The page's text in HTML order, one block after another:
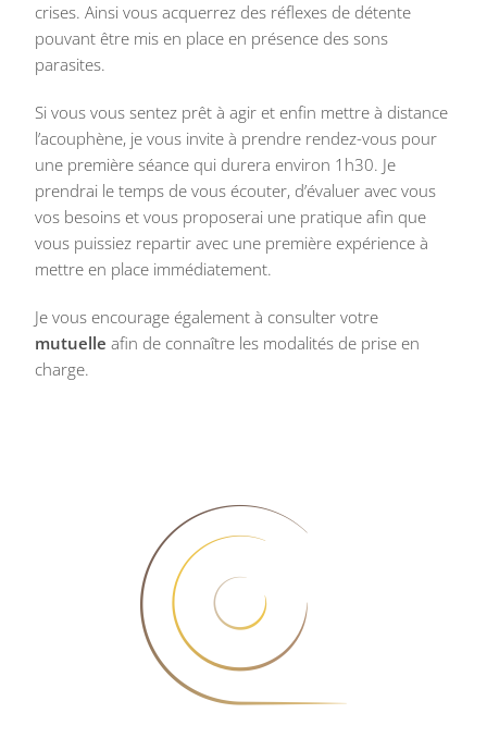
crises. Ainsi vous acquerrez des réflexes de détente
pouvant être mis en place en présence des sons
parasites.
Si vous vous sentez prêt à agir et enfin mettre à distance
l’acouphène, je vous invite à prendre rendez-vous pour
une première séance qui durera environ 1h30. Je
prendrai le temps de vous écouter, d’évaluer avec vous
vos besoins et vous proposerai une pratique afin que
vous puissiez repartir avec une première expérience à
mettre en place immédiatement.
Je vous encourage également à consulter votre
mutuelle afin de connaître les modalités de prise en
charge.